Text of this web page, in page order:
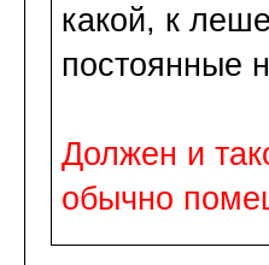
какой, к
постоянные
Должен и
обычно